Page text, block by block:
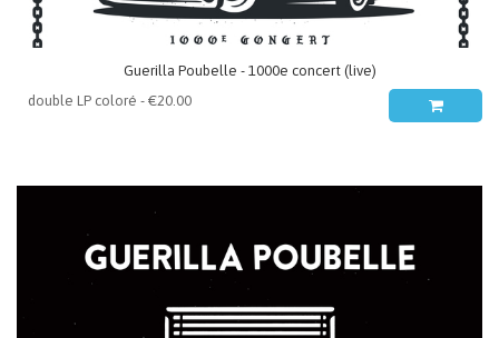
Guerilla Poubelle - 1000e concert (live)